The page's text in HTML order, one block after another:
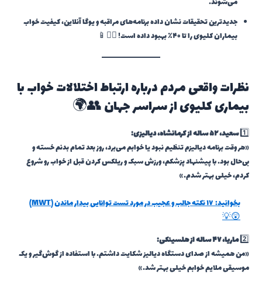
جدیدترین تحقیقات نشان داده برنامه‌های مراقبه و یوگا آنلاین، کیفیت خواب
بیماران کلیوی را تا ۴۰٪ بهبود داده است! 🧘‍♂️📱
نظرات واقعی مردم درباره ارتباط اختلالات خواب با
بیماری کلیوی از سراسر جهان 👥🌍
1️⃣سعید، ۵۲ ساله از کرمانشاه، دیالیزی:
«هر وقت برنامه دیالیزم تنظیم نبود یا خوابم می‌برد، روز بعد تمام بدنم خسته و
بی‌حال بود. با پیشنهاد پزشکم، ورزش سبک و ریلکس کردن قبل از خواب رو شروع
کردم، خیلی بهتر شدم.»
بخوانید:
۱۷ نکته جالب و عجیب در مورد تست توانایی بیدار ماندن (MWT)
😲💡
2️⃣ماریا، ۴۷ ساله از هلسینکی:
«من همیشه از صدای دستگاه دیالیز شکایت داشتم. با استفاده از گوش‌گیر و یک
موسیقی ملایم خوابم خیلی بهتر شد.»